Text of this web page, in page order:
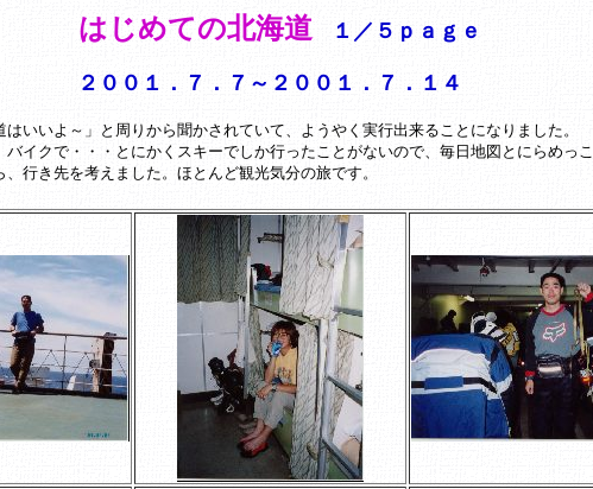
はじめての北海道 １／５ｐａｇｅ
２００１．７．７～２００１．７．１４
はいいよ～」と周りから聞かされていて、ようやく実行出来ることになりました。
バイクで・・・とにかくスキーでしか行ったことがないので、毎日地図とにらめっこ
、行き先を考えました。ほとんど観光気分の旅です。